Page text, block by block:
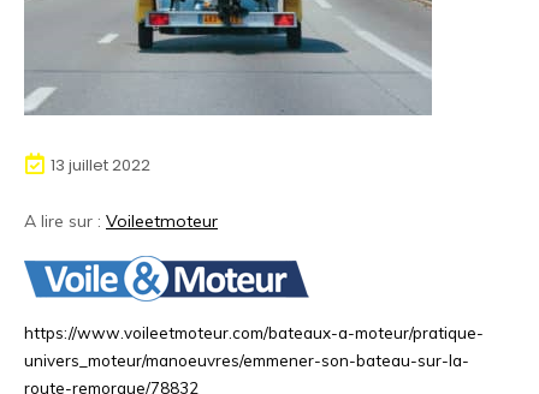
13 juillet 2022
A lire sur : Voileetmoteur
https://www.voileetmoteur.com/bateaux-a-moteur/pratique-
univers_moteur/manoeuvres/emmener-son-bateau-sur-la-
route-remorque/78832